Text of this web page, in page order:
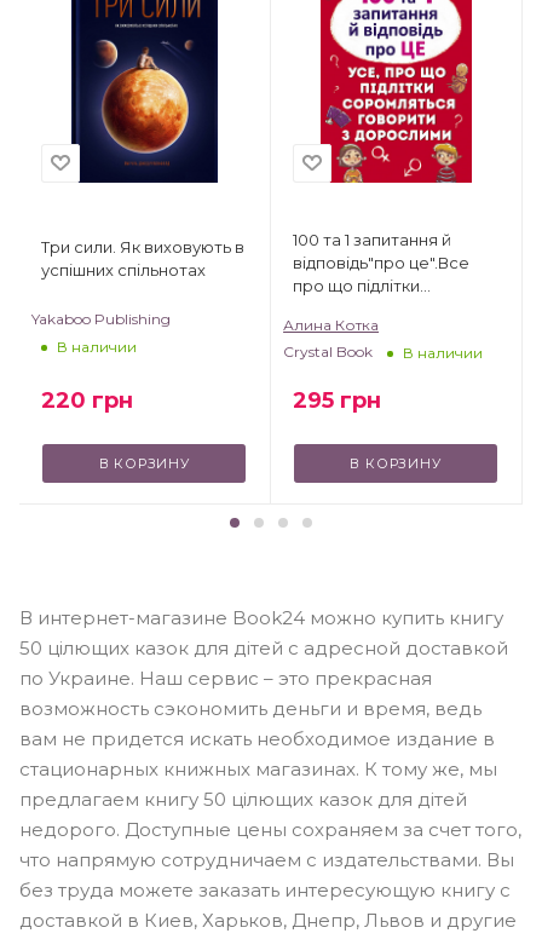
Три сили. Як виховують в
успішних спільнотах
Yakaboo Publishing
В наличии
220 грн
В КОРЗИНУ
100 та 1 запитання й
відповідь"про це".Все
про що підлітки
дорослими
Алина Котка
Crystal Book
В наличии
295 грн
В КОРЗИНУ
В интернет-магазине Book24 можно купить книгу
50 цілющих казок для дітей с адресной доставкой
по Украине. Наш сервис – это прекрасная
возможность сэкономить деньги и время, ведь
вам не придется искать необходимое издание в
стационарных книжных магазинах. К тому же, мы
предлагаем книгу 50 цілющих казок для дітей
недорого. Доступные цены сохраняем за счет того,
что напрямую сотрудничаем с издательствами. Вы
без труда можете заказать интересующую книгу с
доставкой в Киев, Харьков, Днепр, Львов и другие